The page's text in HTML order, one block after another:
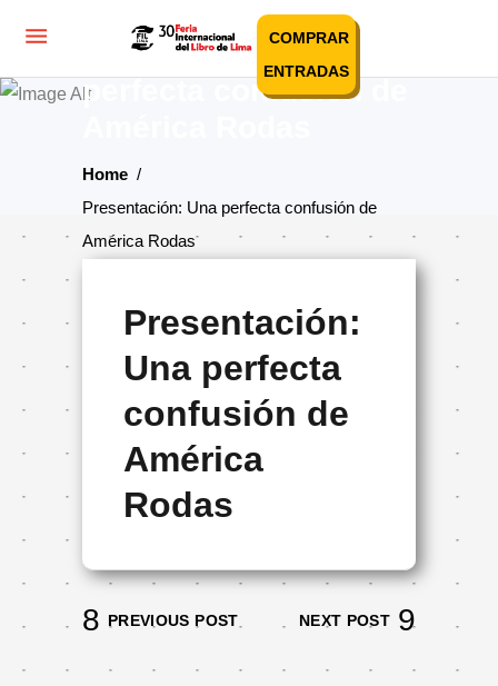
COMPRAR
ENTRADAS
Presentación: Una
perfecta confusión de
Home /
Presentación: Una perfecta confusión de
América Rodas
Presentación:
Una perfecta
confusión de
América
Rodas
PREVIOUS POST NEXT POST